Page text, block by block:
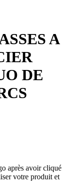
A
DE
après avoir cliqué
votre produit et